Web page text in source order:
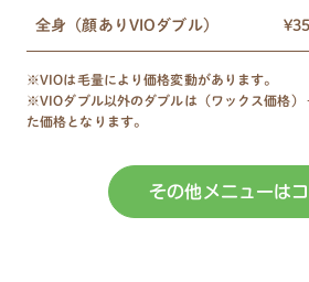
全身（顔ありVIOダブル）
※VIOは毛量により価格変動があります。
※VIOダブル以外のダブルは（ワックス価格）
た価格となります。
その他メニューは